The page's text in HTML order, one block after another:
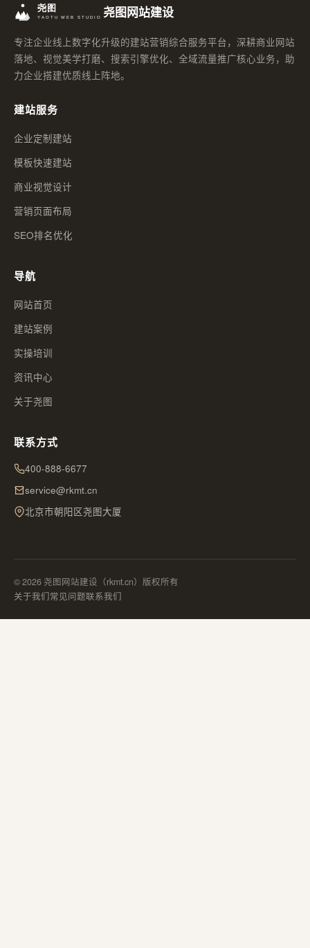
尧图网站建设
专注企业线上数字化升级的建站营销综合服务平台，深耕商业网站
落地、视觉美学打磨、搜索引擎优化、全域流量推广核心业务，助
力企业搭建优质线上阵地。
建站服务
企业定制建站
模板快速建站
商业视觉设计
营销页面布局
SEO排名优化
导航
网站首页
建站案例
实操培训
资讯中心
关于尧图
联系方式
400-888-6677
service@rkmt.cn
北京市朝阳区尧图大厦
© 2026 尧图网站建设（rkmt.cn）版权所有
关于我们常见问题联系我们